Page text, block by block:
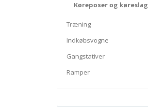
Køreposer og køreslag
Træning
Indkøbsvogne
Gangstativer
Ramper